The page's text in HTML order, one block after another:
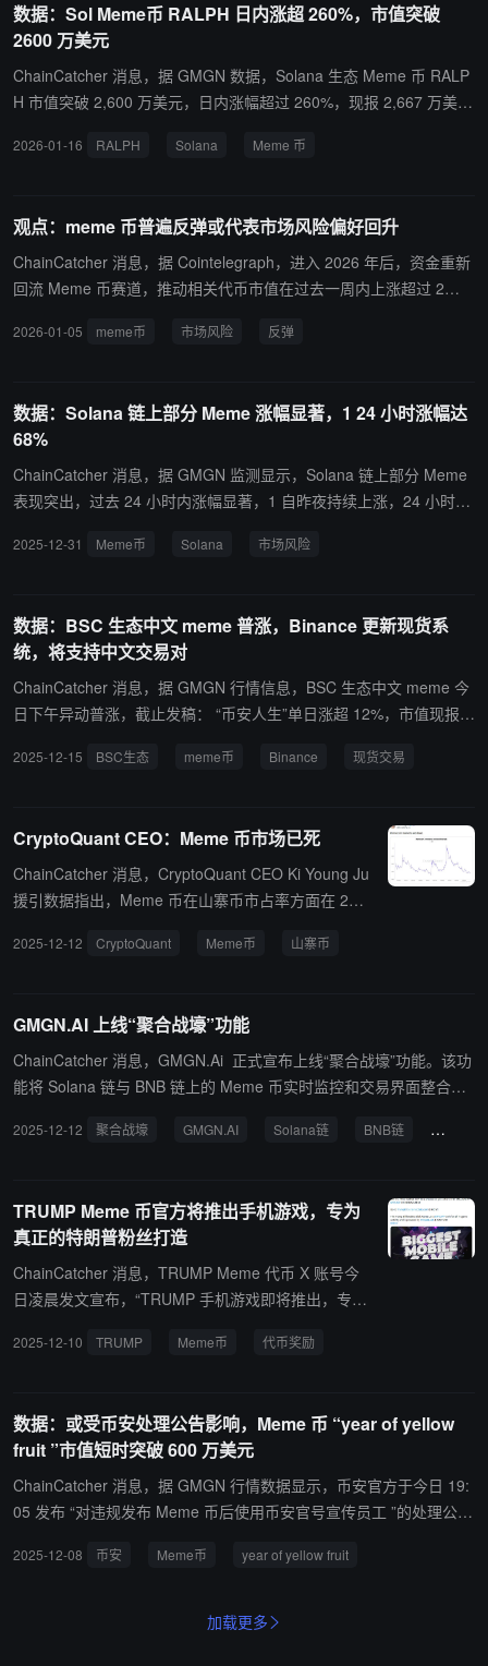
数据：Sol Meme币 RALPH 日内涨超 260%，市值突破
2600 万美元
ChainCatcher 消息，据 GMGN 数据，Solana 生态 Meme 币 RALP
H 市值突破 2,600 万美元，日内涨幅超过 260%，现报 2,667 万美
意风险。
2026-01-16 RALPH Solana Meme 币
观点：meme 币普遍反弹或代表市场风险偏好回升
ChainCatcher 消息，据 Cointelegraph，进入 2026 年后，资金重新
回流 Meme 币赛道，推动相关代币市值在过去一周内上涨超过 2
的约 380 亿美元回升至 477 亿美元以上。同期，Dogecoin、Shiba I
通常被视为高风险资产，其率先走强往往反映市场风险偏好回暖。Sa
ntiment 指出，本轮反弹出现在散户情绪最为悲观阶段之后，符合市
场“反向运行”的历史特征。部分交易员进一步认为，若 Meme 币强势
延续，资金或逐步外溢至其他山寨币板块，Solana 生态可能成为主
2026-01-05 meme币 市场风险 反弹
数据：Solana 链上部分 Meme 涨幅显著，1 24 小时涨幅达
68%
ChainCatcher 消息，据 GMGN 监测显示，Solana 链上部分 Meme
表现突出，过去 24 小时内涨幅显著，1 自昨夜持续上涨，24 小时上
元，现报价约 0.0154 美元；SPSC：24 小时上涨 29.3%，市值暂报
时上涨 12.6%，市值暂报约 1,680 万美元，现报价约 0.017 美元。Bl
ockBeats 提醒用户，Meme 币交易波动巨大，多依赖市场情绪和概
念炒作，并无实际价值或用例，投资者需注意风险。
2025-12-31 Meme币 Solana 市场风险
数据：BSC 生态中文 meme 普涨，Binance 更新现货系
统，将支持中文交易对
ChainCatcher 消息，据 GMGN 行情信息，BSC 生态中文 meme 今
日下午异动普涨，截止发稿： “币安人生”单日涨超 12%，市值现报
此前消息，Binance 现货交易日志更新表明，预计近两周将逐步支持
巨大，多依赖市场情绪和概念的炒作，并无实际价值或用例，投资者
需注意风险。
2025-12-15 BSC生态 meme币 Binance 现货交易
CryptoQuant CEO：Meme 币市场已死
ChainCatcher 消息，CryptoQuant CEO Ki Young Ju
援引数据指出，Meme 币在山寨币市占率方面在 202
4% 下方。 Ki Young Ju 就此评价表示：“meme 币市
2025-12-12 CryptoQuant Meme币 山寨币
GMGN.AI 上线“聚合战壕”功能
ChainCatcher 消息，GMGN.Ai 正式宣布上线“聚合战壕”功能。该功
能将 Solana 链与 BNB 链上的 Meme 币实时监控和交易界面整合至
跨链追踪智能钱包的动向并直接进行下单操作。GMGN.Ai 官方表
息为交易者提供交易信号。
2025-12-12 聚合战壕 GMGN.AI Solana链 BNB链 Meme币
TRUMP Meme 币官方将推出手机游戏，专为
真正的特朗普粉丝打造
ChainCatcher 消息，TRUMP Meme 代币 X 账号今
日凌晨发文宣布，“TRUMP 手机游戏即将推出，专为
游戏有机会瓜分价值 100 万美元的 TRUMP 代币奖
2025-12-10 TRUMP Meme币 代币奖励
数据：或受币安处理公告影响，Meme 币 “year of yellow
fruit ”市值短时突破 600 万美元
ChainCatcher 消息，据 GMGN 行情数据显示，币安官方于今日 19:
05 发布 “对违规发布 Meme 币后使用币安官号宣传员工 ”的处理公
由这位违规员工发布的 Meme 币 “year of yellow fruit ”短时上涨逾 7
2025-12-08 币安 Meme币 year of yellow fruit
加载更多